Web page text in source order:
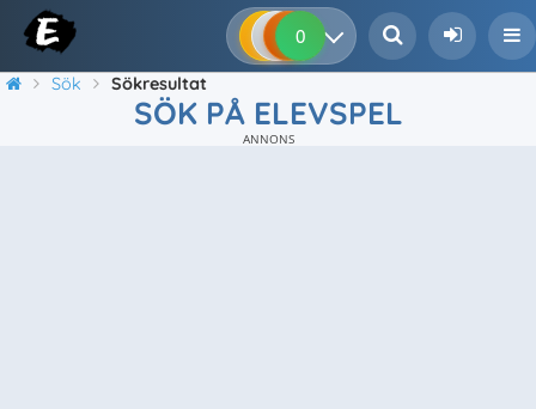
0 0 0
Sök Sökresultat
SÖK PÅ ELEVSPEL
ANNONS